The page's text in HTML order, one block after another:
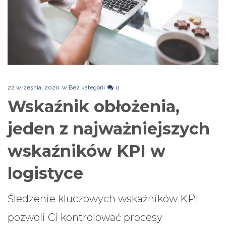
22 września, 2020 w Bez kategorii 0
Wskaźnik obłożenia,
jeden z najważniejszych
wskaźników KPI w
logistyce
Śledzenie kluczowych wskaźników KPI
pozwoli Ci kontrolować procesy